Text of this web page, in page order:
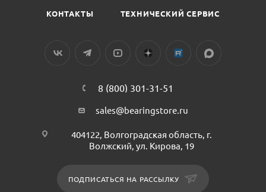
КОНТАКТЫ ТЕХНИЧЕСКИЙ СЕРВИС
8 (800) 301-31-51
sales@bearingstore.ru
404122, Волгоградская область, г.
Волжский, ул. Кирова, 19
ПОДПИСАТЬСЯ НА РАССЫЛКУ